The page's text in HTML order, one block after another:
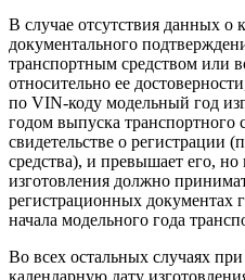
В случае отсутствия данных о
документального
транспортным средством или
относительно ее
по VIN-коду модельный год
годом выпуска транспортного
свидетельстве о регистрации
средства), и превышает его, но
изготовления должно
регистрационных документах
начала модельного года
Во всех остальных случаях
календарную дату